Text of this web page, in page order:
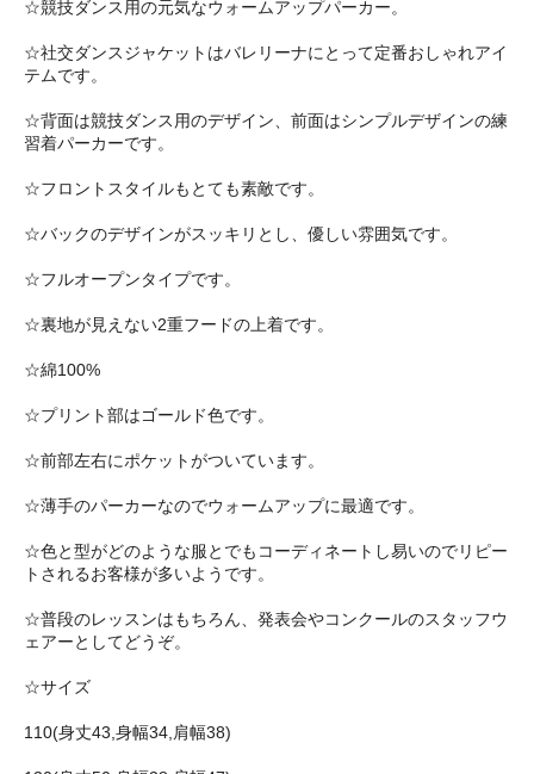
☆競技ダンス用の元気なウォームアップパーカー。
☆社交ダンスジャケットはバレリーナにとって定番おしゃれアイ
テムです。
☆背面は競技ダンス用のデザイン、前面はシンプルデザインの練
習着パーカーです。
☆フロントスタイルもとても素敵です。
☆バックのデザインがスッキリとし、優しい雰囲気です。
☆フルオープンタイプです。
☆裏地が見えない2重フードの上着です。
☆綿100%
☆プリント部はゴールド色です。
☆前部左右にポケットがついています。
☆薄手のパーカーなのでウォームアップに最適です。
☆色と型がどのような服とでもコーディネートし易いのでリピー
トされるお客様が多いようです。
☆普段のレッスンはもちろん、発表会やコンクールのスタッフウ
ェアーとしてどうぞ。
☆サイズ
110(身丈43,身幅34,肩幅38)